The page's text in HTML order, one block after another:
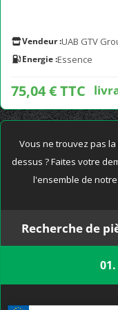
Vendeur :UAB GTV
Energie :Essence
75,04 € TTC
Vous ne trouvez pas
dessus ? Faites votre
l'ensemble de
Recherche de
01.